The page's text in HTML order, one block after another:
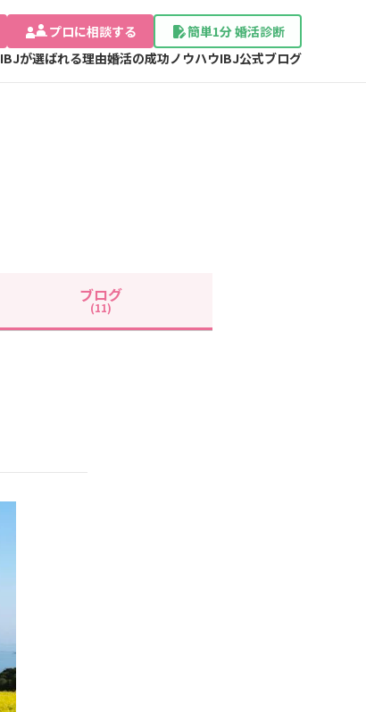
プロに相談する
簡単1分 婚活診断
IBJが選ばれる理由婚活の成功ノウハウIBJ公式ブログ
ブログ
(11)